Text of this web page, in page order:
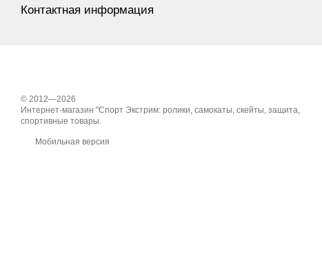
Контактная информация
© 2012—2026
Интернет-магазин "Спорт Экстрим: ролики, самокаты, скейты, защита,
спортивные товары.
Мобильная версия